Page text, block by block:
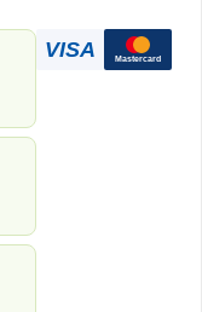
VISA Mastercard